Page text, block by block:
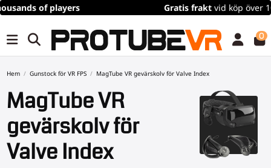
Gratis frakt vid köp över 100€/115$ (tidsbegränsat)
0
Hem Gunstock för VR FPS MagTube VR gevärskolv för Valve Index
MagTube VR
gevärskolv för
Valve Index